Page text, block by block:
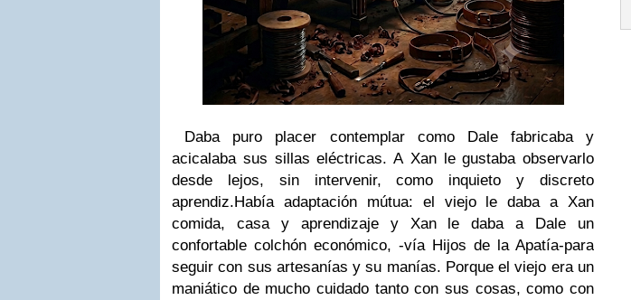
Daba puro placer contemplar como Dalefabricaba y
acicalaba sus sillas eléctricas. A Xanle gustaba observarlo
desde lejos, sin intervenir, como inquieto y discreto
aprendiz.Había adaptación mútua: el viejo le daba a Xan
comida, casa y aprendizaje y Xanle daba a Dale un
confortable colchón económico, -vía Hijos de la Apatía-para
seguir con sus artesanías y su manías. Porque el viejo era un
maniático de mucho cuidado tanto con sus cosas, como con